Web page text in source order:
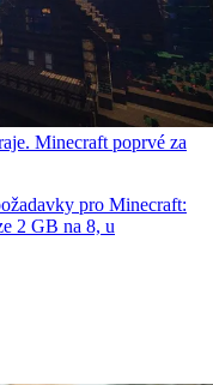
Minecraft poprvé za
pro Minecraft:
2 GB na 8, u